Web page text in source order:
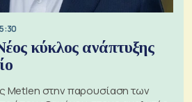
κύκλος ανάπτυξης
Metlen στην παρουσίαση των